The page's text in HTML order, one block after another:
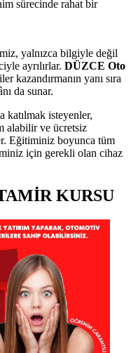
sürecinde rahat bir
yalnızca bilgiyle değil
ayrılırlar. DÜZCE Oto
kazandırmanın yanı sıra
da sunar.
isteyenler,
alabilir ve ücretsiz
Eğitiminiz boyunca tüm
için gerekli olan cihaz
KURSU